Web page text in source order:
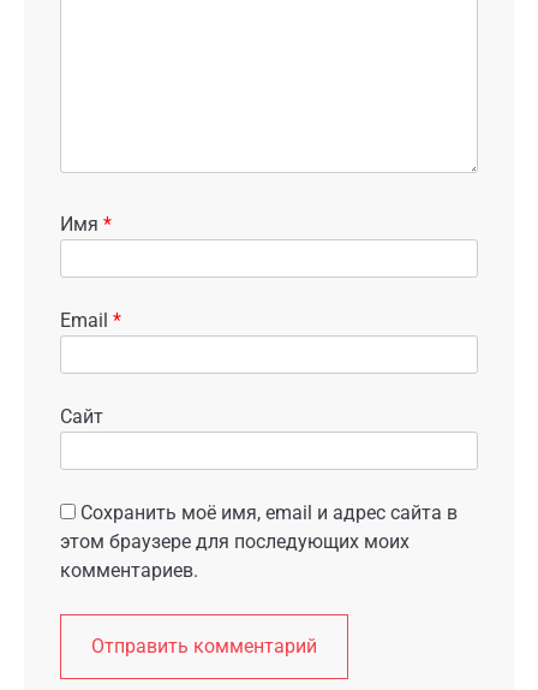
Имя *
Email *
Сайт
Сохранить моё имя, email и адрес сайта в
этом браузере для последующих моих
комментариев.